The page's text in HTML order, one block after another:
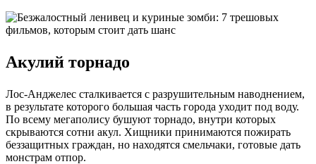
Акулий торнадо
Лос-Анджелес сталкивается с разрушительным наводнением,
в результате которого большая часть города уходит под воду.
По всему мегаполису бушуют торнадо, внутри которых
скрываются сотни акул. Хищники принимаются пожирать
беззащитных граждан, но находятся смельчаки, готовые дать
монстрам отпор.